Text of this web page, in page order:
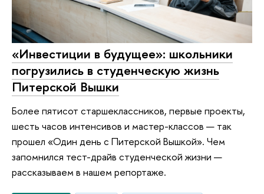
«Инвестиции в будущее»: школьники
погрузились в студенческую жизнь
Питерской Вышки
Более пятисот старшеклассников, первые проекты,
шесть часов интенсивов и мастер-классов — так
прошел «Один день с Питерской Вышкой». Чем
запомнился тест-драйв студенческой жизни —
рассказываем в нашем репортаже.